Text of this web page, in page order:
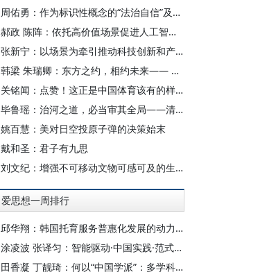
周佑勇：作为标识性概念的“法治自信”及其时代意蕴
郝政 陈阵：依托高价值场景促进人工智能高质量数据集建设
张新宁：以场景为牵引推动科技创新和产业创新深度融合
韩梁 朱瑞卿：东方之约，相约未来—— 中国元首外交的世界情怀与大国气派
关铭闻：点赞！这正是中国体育该有的样子
毕鲁瑶：治河之道，必当审其全局——清代靳辅的治水理念与实践
姚百慧：美对日空投原子弹的决策始末
戴和圣：君子有九思
刘文纪：增强不可移动文物可感可及的生命力
爱思想一周排行
邱华翔：韩国托育服务普惠化发展的动力机制、制度路径与政策效应
涂凌波 张译匀：智能驱动·中国实践·范式创新：“构建中国新闻传播学自主知识体系”专题研讨会综述
田香凝 丁靓琦：何以“中国学派”：多学科视野下中国特色新闻传播学建设的研究